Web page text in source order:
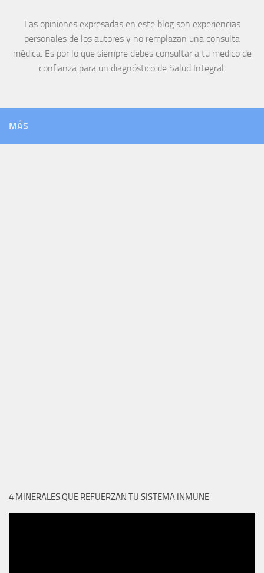
Las opiniones expresadas en este blog son experiencias
personales de los autores y no remplazan una consulta
médica. Es por lo que siempre debes consultar a tu medico de
confianza para un diagnóstico de Salud Integral.
MÁS
4 MINERALES QUE REFUERZAN TU SISTEMA INMUNE